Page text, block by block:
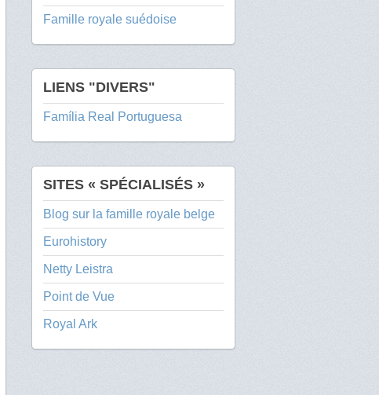
Famille royale suédoise
LIENS "DIVERS"
Família Real Portuguesa
SITES « SPÉCIALISÉS »
Blog sur la famille royale belge
Eurohistory
Netty Leistra
Point de Vue
Royal Ark